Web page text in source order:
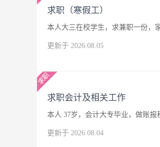
求职（寒假工）
本人大三在校学生，求兼职一份，
更新于 2026.08.05
求职会计及相关工作
本人 37岁，会计大专毕业，做账
更新于 2026.08.04